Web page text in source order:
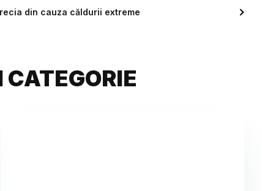
din cauza căldurii extreme